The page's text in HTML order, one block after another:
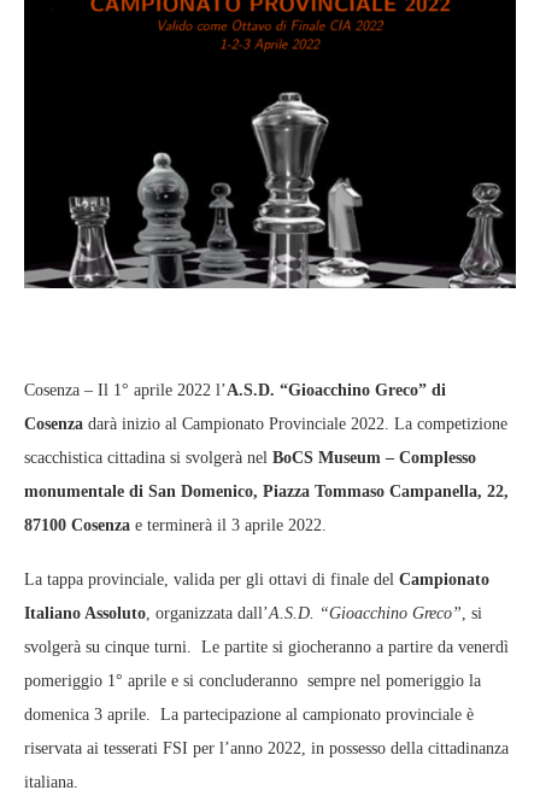
Cosenza – Il 1° aprile 2022 l’A.S.D. “Gioacchino Greco” di
Cosenza darà inizio al Campionato Provinciale 2022. La competizione
scacchistica cittadina si svolgerà nel BoCS Museum – Complesso
monumentale di San Domenico, Piazza Tommaso Campanella, 22,
87100 Cosenza e terminerà il 3 aprile 2022.
La tappa provinciale, valida per gli ottavi di finale del Campionato
Italiano Assoluto, organizzata dall’A.S.D. “Gioacchino Greco”, si
svolgerà su cinque turni. Le partite si giocheranno a partire da venerdì
pomeriggio 1° aprile e si concluderanno sempre nel pomeriggio la
domenica 3 aprile. La partecipazione al campionato provinciale è
riservata ai tesserati FSI per l’anno 2022, in possesso della cittadinanza
italiana.